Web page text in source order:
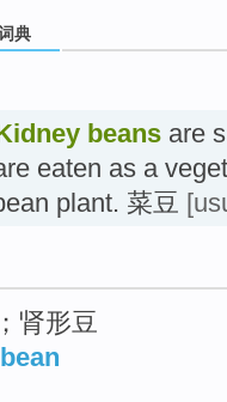
典
beans are
eaten as a
plant. 菜豆
肾形豆